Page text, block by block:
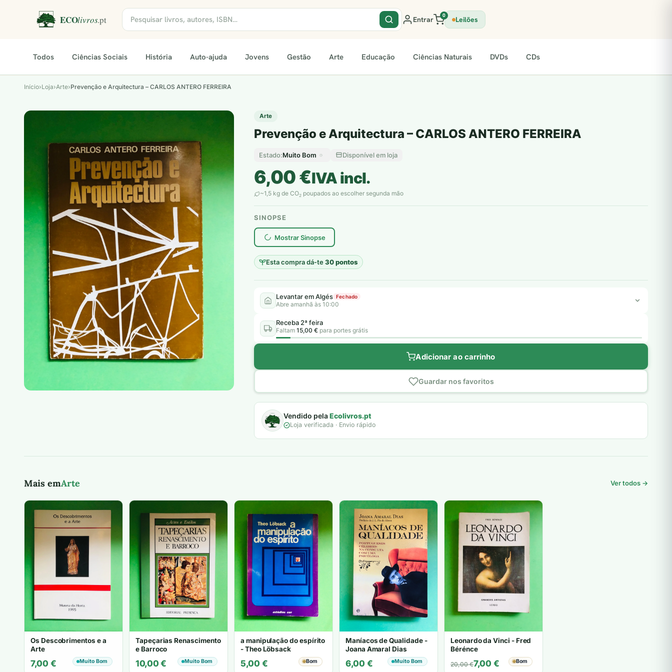
Entrar 0 Leilões
Todos Ciências Sociais História Auto-ajuda Jovens Gestão Arte Educação Ciências Naturais DVDs CDs
Início›Loja›Arte›Prevenção e Arquitectura – CARLOS ANTERO FERREIRA
Arte
Prevenção e Arquitectura – CARLOS ANTERO FERREIRA
Estado:Muito Bom Disponível em loja
6,00€IVA incl.
~1,5 kg de CO2 poupados ao escolher segunda mão
SINOPSE
Mostrar Sinopse
Esta compra dá-te30 pontos
plantar árvores reais
Levantar em Algés Fechado
Abre amanhã às 10:00
Receba 2ª feira
Faltam 15,00 € para portes grátis
Adicionar ao carrinho
Guardar nos favoritos
Vendido pelaEcolivros.pt
Loja verificada · Envio rápido
Mais emArte Ver todos →
Os Descobrimentos e a
Arte
7,00 € Muito Bom
Tapeçarias Renascimento
e Barroco
10,00€ Muito Bom
a manipulação do espírito
- Theo Löbsack
5,00 € Bom
Maníacos de Qualidade -
Joana Amaral Dias
6,00 € Muito Bom
Leonardo da Vinci - Fred
Bérénce
20,00€
O
7,00 €
O
Bom